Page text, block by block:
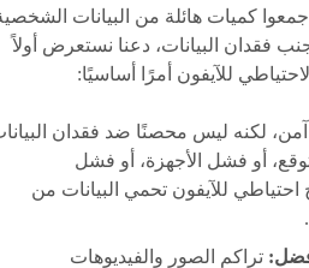
كميات هائلة من البيانات
فقدان البيانات، دعنا نستعرض أولاً
للآيفون أمرًا أساسيًا:
آمن، لكنه ليس محصنًا ضد فقدان
أو فشل الأجهزة، أو فشل
احتياطي للآيفون تحمي البيانات من
تراكم الصور والفيديوهات